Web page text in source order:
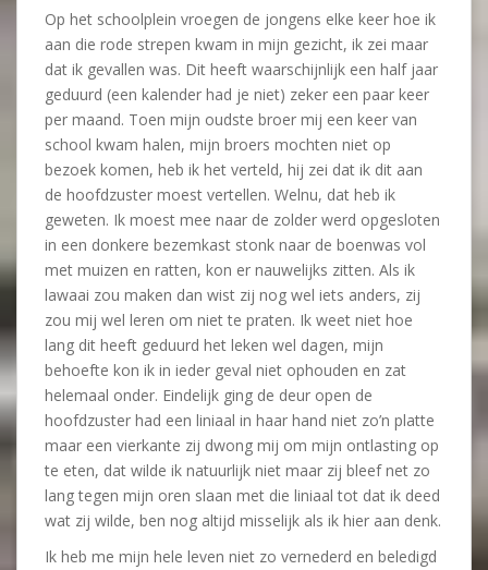
Op het schoolplein vroegen de jongens elke keer hoe ik
aan die rode strepen kwam in mijn gezicht, ik zei maar
dat ik gevallen was. Dit heeft waarschijnlijk een half jaar
geduurd (een kalender had je niet) zeker een paar keer
per maand. Toen mijn oudste broer mij een keer van
school kwam halen, mijn broers mochten niet op
bezoek komen, heb ik het verteld, hij zei dat ik dit aan
de hoofdzuster moest vertellen. Welnu, dat heb ik
geweten. Ik moest mee naar de zolder werd opgesloten
in een donkere bezemkast stonk naar de boenwas vol
met muizen en ratten, kon er nauwelijks zitten. Als ik
lawaai zou maken dan wist zij nog wel iets anders, zij
zou mij wel leren om niet te praten. Ik weet niet hoe
lang dit heeft geduurd het leken wel dagen, mijn
behoefte kon ik in ieder geval niet ophouden en zat
helemaal onder. Eindelijk ging de deur open de
hoofdzuster had een liniaal in haar hand niet zo’n platte
maar een vierkante zij dwong mij om mijn ontlasting op
te eten, dat wilde ik natuurlijk niet maar zij bleef net zo
lang tegen mijn oren slaan met die liniaal tot dat ik deed
wat zij wilde, ben nog altijd misselijk als ik hier aan denk.
Ik heb me mijn hele leven niet zo vernederd en beledigd